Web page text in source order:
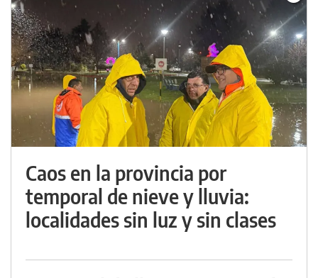
Caos en la provincia por
temporal de nieve y lluvia:
localidades sin luz y sin clases